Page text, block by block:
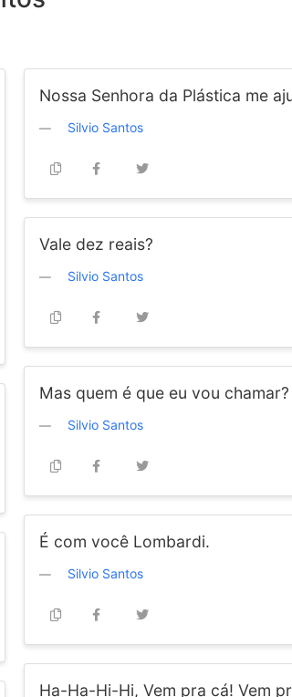
Nossa Senhora da Plástica me
Silvio Santos
Vale dez reais?
Silvio Santos
Mas quem é que eu vou chamar?
Silvio Santos
É com você Lombardi.
Silvio Santos
Ha-Ha-Hi-Hi, Vem pra cá! Vem